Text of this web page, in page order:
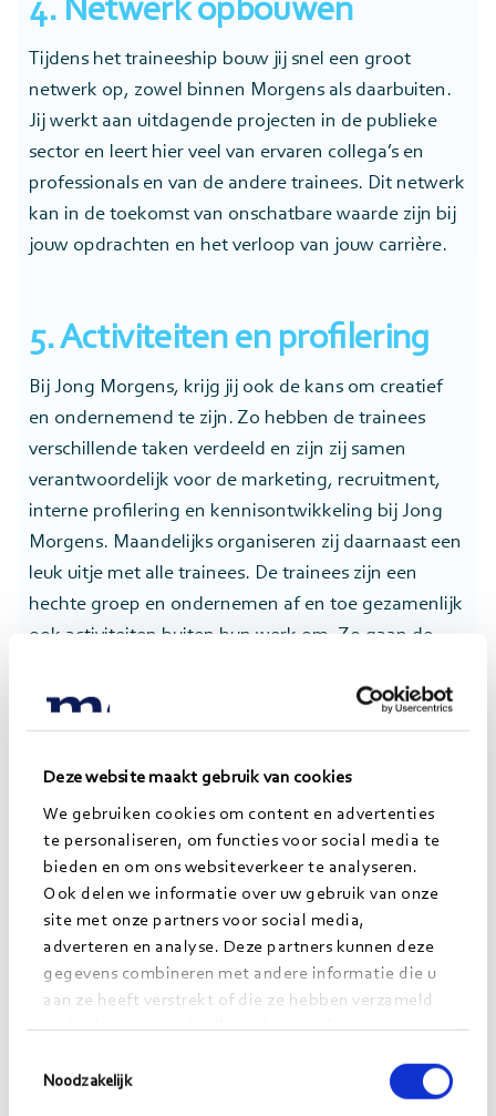
Deze website maakt gebruik van cookies
We gebruiken cookies om content en advertenties
te personaliseren, om functies voor social media te
bieden en om ons websiteverkeer te analyseren.
Ook delen we informatie over uw gebruik van onze
site met onze partners voor social media,
adverteren en analyse. Deze partners kunnen deze
gegevens combineren met andere informatie die u
aan ze heeft verstrekt of die ze hebben verzameld
op basis van uw gebruik van hun services.
Noodzakelijk
4. Netwerk opbouwen
Tijdens het traineeship bouw jij snel een groot
netwerk op, zowel binnen Morgens als daarbuiten.
Jij werkt aan uitdagende projecten in de publieke
sector en leert hier veel van ervaren collega’s en
professionals en van de andere trainees. Dit netwerk
kan in de toekomst van onschatbare waarde zijn bij
jouw opdrachten en het verloop van jouw carrière.
5. Activiteiten en profilering
Bij Jong Morgens, krijg jij ook de kans om creatief
en ondernemend te zijn. Zo hebben de trainees
verschillende taken verdeeld en zijn zij samen
verantwoordelijk voor de marketing, recruitment,
interne profilering en kennisontwikkeling bij Jong
Morgens. Maandelijks organiseren zij daarnaast een
leuk uitje met alle trainees. De trainees zijn een
hechte groep en ondernemen af en toe gezamenlijk
ook activiteiten buiten hun werk om. Zo gaan de
6. Doorgroeien binnen
Morgens
Na afloop van het traineeship, is het mogelijk om
door te groeien als junior consultant binnen
Morgens. Bij Morgens word jij, net zoals in het
traineeship, onderdeel van een hechte groep
collega’s. Morgens organiseert ook veel sociale